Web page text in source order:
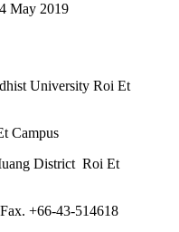
May 2019
University Roi Et
Campus
District Roi Et
+66-43-514618